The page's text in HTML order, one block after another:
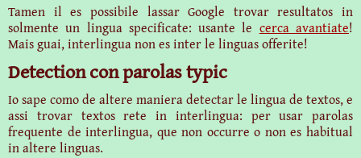
Tamen il es possibile lassar Google trovar resultatos in
solmente un lingua specificate: usante le cerca avantiate!
Mais guai, interlingua non es inter le linguas offerite!
Detection con parolas typic
Io sape como de altere maniera detectar le lingua de textos, e
assi trovar textos rete in interlingua: per usar parolas
frequente de interlingua, que non occurre o non es habitual
in altere linguas.